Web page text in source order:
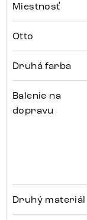
Miestnosť
Otto
Druhá farba
Balenie na
dopravu
Druhý materiál